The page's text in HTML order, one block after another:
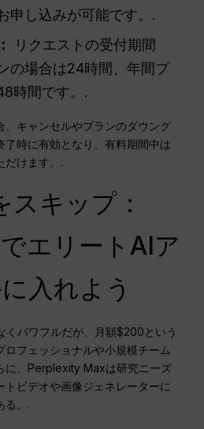
申し込みが可能です。.
リクエストの受付期間
の場合は24時間、年間プ
時間です。.
、キャンセルやプランのダウング
了時に有効となり、有料期間中は
だけます。.
キップ：
エリートAIア
入れよう
パワフルだが、月額$200という
フェッショナルや小規模チーム
に、Perplexity Maxは研究ニーズ
トビデオや画像ジェネレーターに
る。.